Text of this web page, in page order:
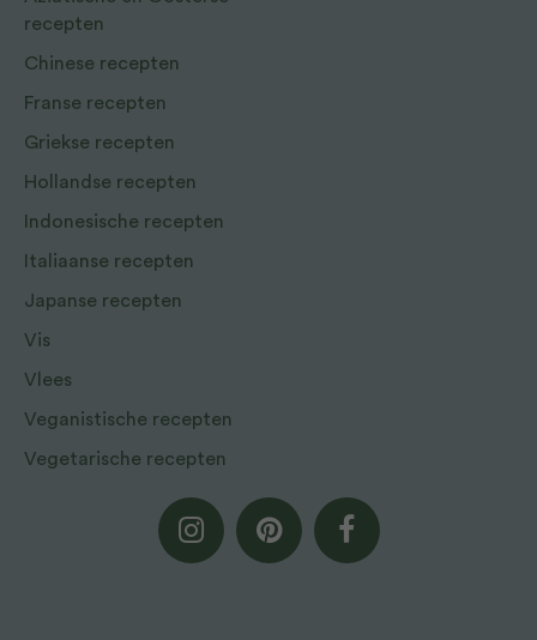
recepten
Chinese recepten
Franse recepten
Griekse recepten
Hollandse recepten
Indonesische recepten
Italiaanse recepten
Japanse recepten
Vis
Vlees
Veganistische recepten
Vegetarische recepten